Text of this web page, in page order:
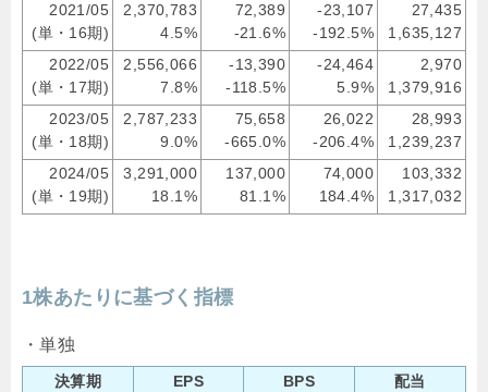
2021/05
(単・16期)
2,370,783
4.5%
72,389
-21.6%
-23,107
-192.5%
27,435
1,635,127
2022/05
(単・17期)
2,556,066
7.8%
-13,390
-118.5%
-24,464
5.9%
2,970
1,379,916
2023/05
(単・18期)
2,787,233
9.0%
75,658
-665.0%
26,022
-206.4%
28,993
1,239,237
2024/05
(単・19期)
3,291,000
18.1%
137,000
81.1%
74,000
184.4%
103,332
1,317,032
1株あたりに基づく指標
・単独
決算期 EPS BPS
配当